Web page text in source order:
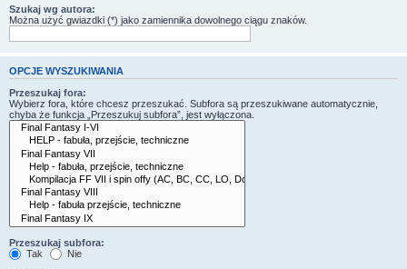
Szukaj wg autora:
Można użyć gwiazdki (*) jako zamiennika dowolnego ciągu znaków.
OPCJE WYSZUKIWANIA
Przeszukaj fora:
Wybierz fora, które chcesz przeszukać. Subfora są przeszukiwane automatycznie,
chyba że funkcja „Przeszukuj subfora”, jest wyłączona.
Przeszukaj subfora:
Tak
Nie